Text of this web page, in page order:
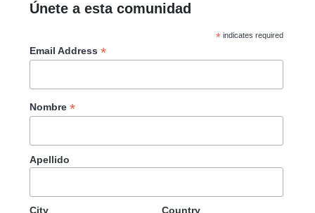
Únete a esta comunidad
*indicates required
Email Address *
Nombre *
Apellido
City Country